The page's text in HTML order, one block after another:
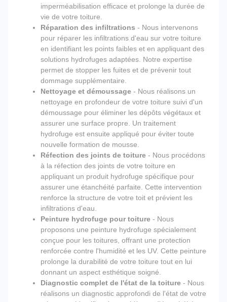
imperméabilisation efficace et prolonge la durée de
vie de votre toiture.
Réparation des infiltrations - Nous intervenons
pour réparer les infiltrations d'eau sur votre toiture
en identifiant les points faibles et en appliquant des
solutions hydrofuges adaptées. Notre expertise
permet de stopper les fuites et de prévenir tout
dommage supplémentaire.
Nettoyage et démoussage - Nous réalisons un
nettoyage en profondeur de votre toiture suivi d'un
démoussage pour éliminer les dépôts végétaux et
assurer une surface propre. Un traitement
hydrofuge est ensuite appliqué pour éviter toute
nouvelle formation de mousse.
Réfection des joints de toiture - Nous procédons
à la réfection des joints de votre toiture en
appliquant un produit hydrofuge spécifique pour
assurer une étanchéité parfaite. Cette intervention
renforce la structure de votre toit et prévient les
infiltrations d'eau.
Peinture hydrofuge pour toiture - Nous
proposons une peinture hydrofuge spécialement
conçue pour les toitures, offrant une protection
renforcée contre l'humidité et les UV. Cette peinture
prolonge la durabilité de votre toiture tout en lui
donnant un aspect esthétique soigné.
Diagnostic complet de l'état de la toiture - Nous
réalisons un diagnostic approfondi de l'état de votre